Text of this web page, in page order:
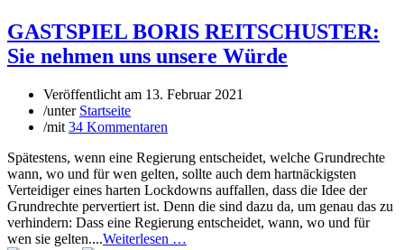
GASTSPIEL BORIS REITSCHUSTER:
Sie nehmen uns unsere Würde
Veröffentlicht am 13. Februar 2021
/unter Startseite
/mit 34 Kommentaren
Spätestens, wenn eine Regierung entscheidet, welche Grundrechte
wann, wo und für wen gelten, sollte auch dem hartnäckigsten
Verteidiger eines harten Lockdowns auffallen, dass die Idee der
Grundrechte pervertiert ist. Denn die sind dazu da, um genau das zu
verhindern: Dass eine Regierung entscheidet, wann, wo und für
wen sie gelten....Weiterlesen …